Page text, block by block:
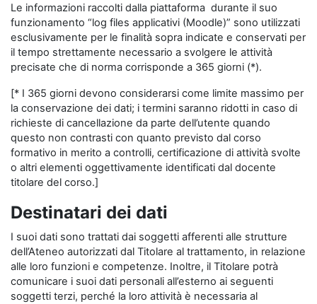
Le informazioni raccolti dalla piattaforma durante il suo
funzionamento “log files applicativi (Moodle)” sono utilizzati
esclusivamente per le finalità sopra indicate e conservati per
il tempo strettamente necessario a svolgere le attività
precisate che di norma corrisponde a 365 giorni (*).
[* I 365 giorni devono considerarsi come limite massimo per
la conservazione dei dati; i termini saranno ridotti in caso di
richieste di cancellazione da parte dell’utente quando
questo non contrasti con quanto previsto dal corso
formativo in merito a controlli, certificazione di attività svolte
o altri elementi oggettivamente identificati dal docente
titolare del corso.]
Destinatari dei dati
I suoi dati sono trattati dai soggetti afferenti alle strutture
dell’Ateneo autorizzati dal Titolare al trattamento, in relazione
alle loro funzioni e competenze. Inoltre, il Titolare potrà
comunicare i suoi dati personali all’esterno ai seguenti
soggetti terzi, perché la loro attività è necessaria al